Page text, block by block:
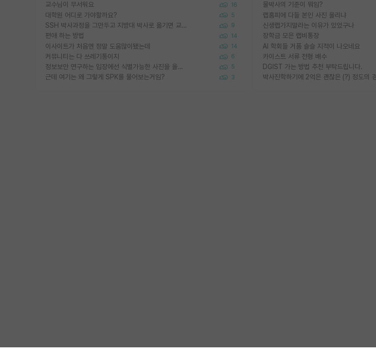
교수님이 무서워요 16
대학원 어디로 가야할까요? 5
SSH 박사과정을 그만두고 지방대 박사로 옮기면 교수의 꿈은 끝일까요? 9
편애 하는 방법 14
이사이트가 처음엔 정말 도움많이됐는데 14
커뮤니티는 다 쓰레기통이지 6
정보보안 연구하는 입장에선 식별가능한 사진을 올리는건 비추이긴함 5
근데 여기는 왜 그렇게 SPK를 물어보는거임? 3
물박사의 기준이 뭐임?
랩홈피에 다들 본인 사진 올리냐
신생랩가지말라는 이유가 있었구나
장학금 모은 랩비통장
AI 학회들 거품 슬슬 지적이 나오네요
카이스트 서류 전형 배수
DGIST 가는 방법 추천 부탁드립니다.